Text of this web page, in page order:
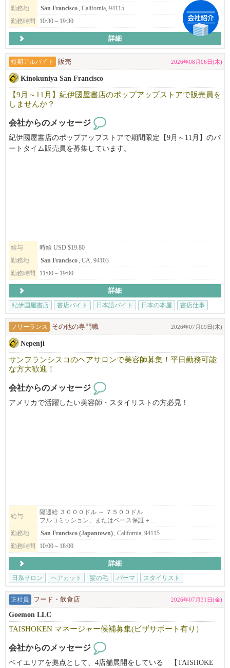
レジュメを添えてご応募ください。皆さまからのご応募を心より
お待ちしております。
勤務地
San Francisco, California, 94115
勤務時間
10:30～19:30
詳細
短期アルバイト 販売 2026年08月06日(木)
Kinokuniya San Francisco
【9月～11月】紀伊國屋書店のポップアップストアで販売員を
しませんか？
会社からのメッセージ
紀伊國屋書店のポップアップストアで期間限定【9月～11月】のパ
ートタイム販売員を募集しています。
給与
時給 USD $19.80
勤務地
San Francisco , CA, 94103
勤務時間
11:00～19:00
詳細
紀伊国屋書店
書店バイト 日本語バイト 日本の本屋 書店仕事
フリーランス その他の専門職 2026年07月09日(木)
Nepenji
サンフランシスコのヘアサロンで美容師募集！平日勤務可能
な方大歓迎！
会社からのメッセージ
アメリカで活躍したい美容師・スタイリストの方必見！
すぐに稼げるようになりますよ。
まずはお気軽にご応募ください！
※必ず履歴書を添付の上ご応募ください。書類審査の上ご連絡さ
せて頂きます。
給与
隔週給 ３０００ドル ～ ７５００ドル
フルコミッション、またはベース保証＋...
勤務地
San Francisco (Japantown), California, 94115
勤務時間
10:00～18:00
詳細
日系サロン
ヘアカット 髪の毛 パーマ スタイリスト
正社員 フード・飲食店 2026年07月31日(金)
Goemon LLC
TAISHOKEN マネージャー候補募集(ビザサポート有り）
会社からのメッセージ
ベイエリアを拠点として、4店舗展開をしている 【TAISHOKE